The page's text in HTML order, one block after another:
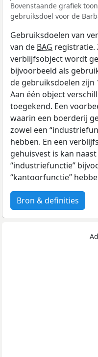
Bovenstaande grafiek
gebruiksdoel voor de
Gebruiksdoelen van
van de BAG registratie.
verblijfsobject wordt
bijvoorbeeld als
de gebruiksdoelen zijn
Aan één object
toegekend. Een
waarin een boerderij
zowel een
hebben. En een
gehuisvest is kan
“industriefunctie”
“kantoorfunctie”
Bron & definities